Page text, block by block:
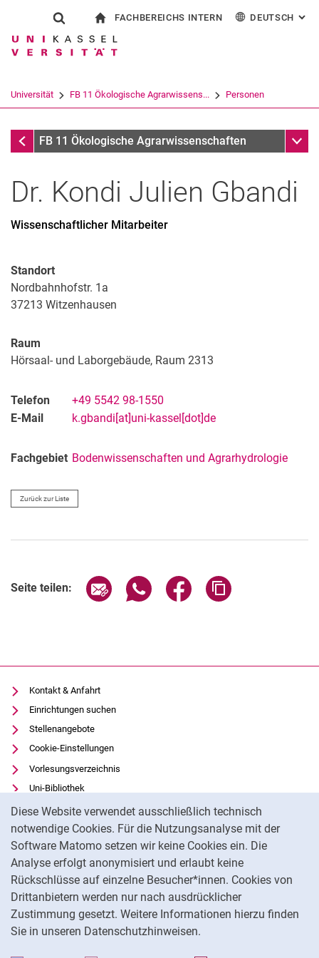
Springe direkt zu: Inhalt
Springe direkt zu: Suche
Springe direkt zu:
Diese Website verwendet ausschließlich technisch
notwendige Cookies. Für die Nutzungsanalyse mit der
Software Matomo setzen wir keine Cookies ein. Die
Analyse erfolgt anonymisiert und erlaubt keine
Rückschlüsse auf einzelne Besucher*innen. Cookies von
Drittanbietern werden nur nach ausdrücklicher
Zustimmung gesetzt. Weitere Informationen hierzu finden
Sie in unseren Datenschutzhinweisen.
Suchformular
Suchbegriff
Suchen (öffnet externen Link in einem
FACHBEREICHS INTERN DEUTSCH :
Universität FB 11 Ökologische Agrarwissens... Personen
Personen
FB 11 Ökologische Agrarwissenschaften
Dr. Kondi Julien Gbandi
Wissenschaftlicher Mitarbeiter
Standort
Nordbahnhofstr. 1a
37213 Witzenhausen
Raum
Hörsaal- und Laborgebäude, Raum 2313
Telefon
+49 5542 98-1550
E-Mail
k.gbandi[at]uni-kassel[dot]de
Fachgebiet Bodenwissenschaften und Agrarhydrologie
Zurück zur Liste
Seite teilen: Seite über E-Mail teilen
Seite über WhatsApp teilen
Seite über Facebook
Kontakt & Anfahrt
Einrichtungen suchen
Stellenangebote
Cookie-Einstellungen
Vorlesungsverzeichnis
Uni-Bibliothek
Moodle
Panopto
Datenschutz
Barrierefreiheit
Transparenter KI-Einsatz
Impressum